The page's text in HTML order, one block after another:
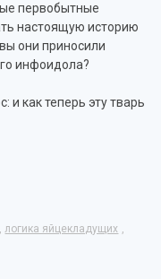
первобытные
настоящую историю
они приносили
инфоидола?
и как теперь эту тварь
,логика яйцекладущих ,